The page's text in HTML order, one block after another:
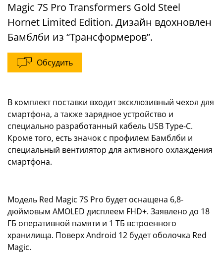
Magic 7S Pro Transformers Gold Steel
Hornet Limited Edition. Дизайн вдохновлен
Бамблби из “Трансформеров”.
Обсудить
В комплект поставки входит эксклюзивный чехол для
смартфона, а также зарядное устройство и
специально разработанный кабель USB Type-C.
Кроме того, есть значок с профилем Бамблби и
специальный вентилятор для активного охлаждения
смартфона.
Модель Red Magic 7S Pro будет оснащена 6,8-
дюймовым AMOLED дисплеем FHD+. Заявлено до 18
ГБ оперативной памяти и 1 ТБ встроенного
хранилища. Поверх Android 12 будет оболочка Red
Magic.